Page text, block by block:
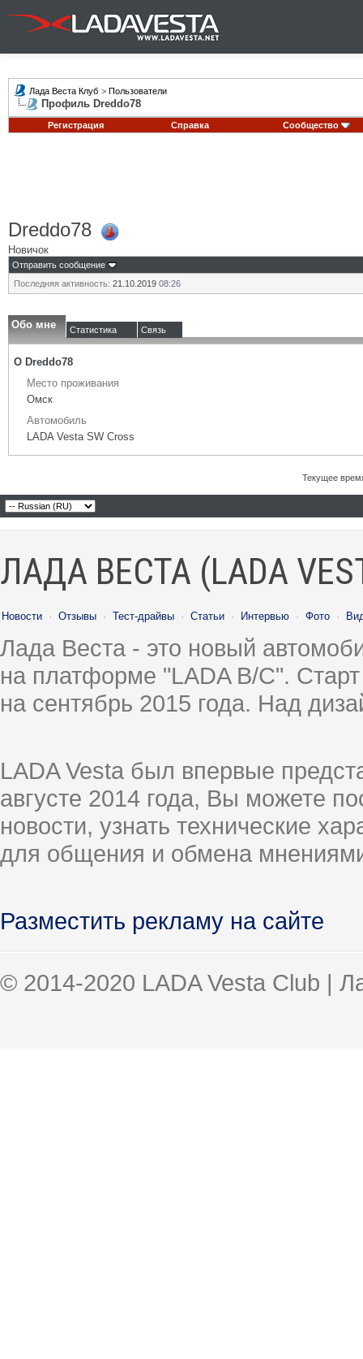
Лада Веста Клуб > Пользователи
Профиль Dreddo78
Регистрация Справка Сообщество
Dreddo78
Новичок
Отправить сообщение
Последняя активность: 21.10.2019 08:26
Обо мне Статистика Связь
О Dreddo78
Место проживания
Омск
Автомобиль
LADA Vesta SW Cross
Текущее
ЛАДА ВЕСТА (LADA
Новости · Отзывы · Тест-драйвы · Статьи · Интервью · Фото ·
Лада Веста - это новый
на платформе "LADA B/C".
на сентябрь 2015 года. Над
LADA Vesta был впервые
августе 2014 года, Вы можете
новости, узнать технические
для общения и обмена
Разместить рекламу на сайте
© 2014-2020 LADA Vesta Club |